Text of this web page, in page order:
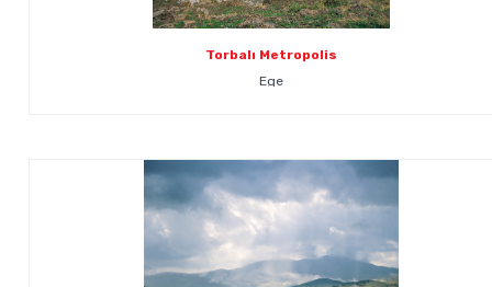
Torbalı Metropolis
Ege